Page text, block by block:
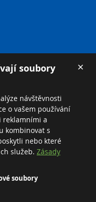
×
soubory
návštěvnosti
o vašem používání
reklamními a
kombinovat s
nebo které
služeb. Zásady
soubory